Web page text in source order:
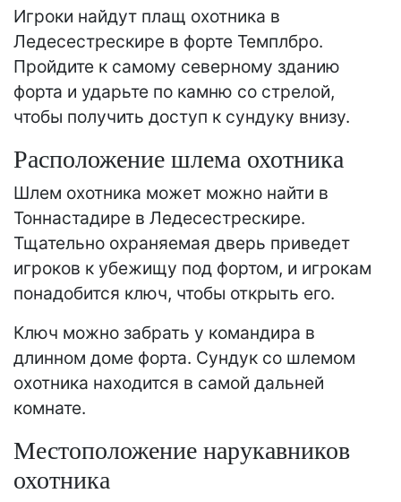
Игроки найдут плащ охотника в
Ледесестрескире в форте Темплбро.
Пройдите к самому северному зданию
форта и ударьте по камню со стрелой,
чтобы получить доступ к сундуку внизу.
Расположение шлема охотника
Шлем охотника может можно найти в
Тоннастадире в Ледесестрескире.
Тщательно охраняемая дверь приведет
игроков к убежищу под фортом, и игрокам
понадобится ключ, чтобы открыть его.
Ключ можно забрать у командира в
длинном доме форта. Сундук со шлемом
охотника находится в самой дальней
комнате.
Местоположение нарукавников
охотника